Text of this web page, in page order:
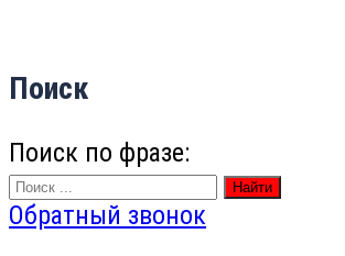
Поиск
Поиск по фразе:
Найти
Обратный звонок